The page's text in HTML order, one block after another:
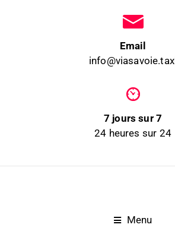
Email
7 jours sur 7
24 heures sur 24
Menu